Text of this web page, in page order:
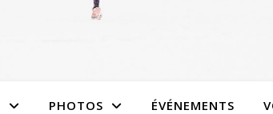
PHOTOS ÉVÉNEMENTS